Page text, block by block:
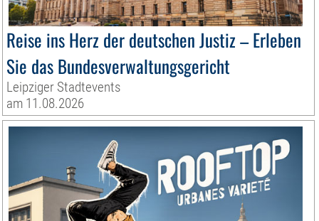
Reise ins Herz der deutschen Justiz – Erleben
Sie das Bundesverwaltungsgericht
Leipziger Stadtevents
am 11.08.2026